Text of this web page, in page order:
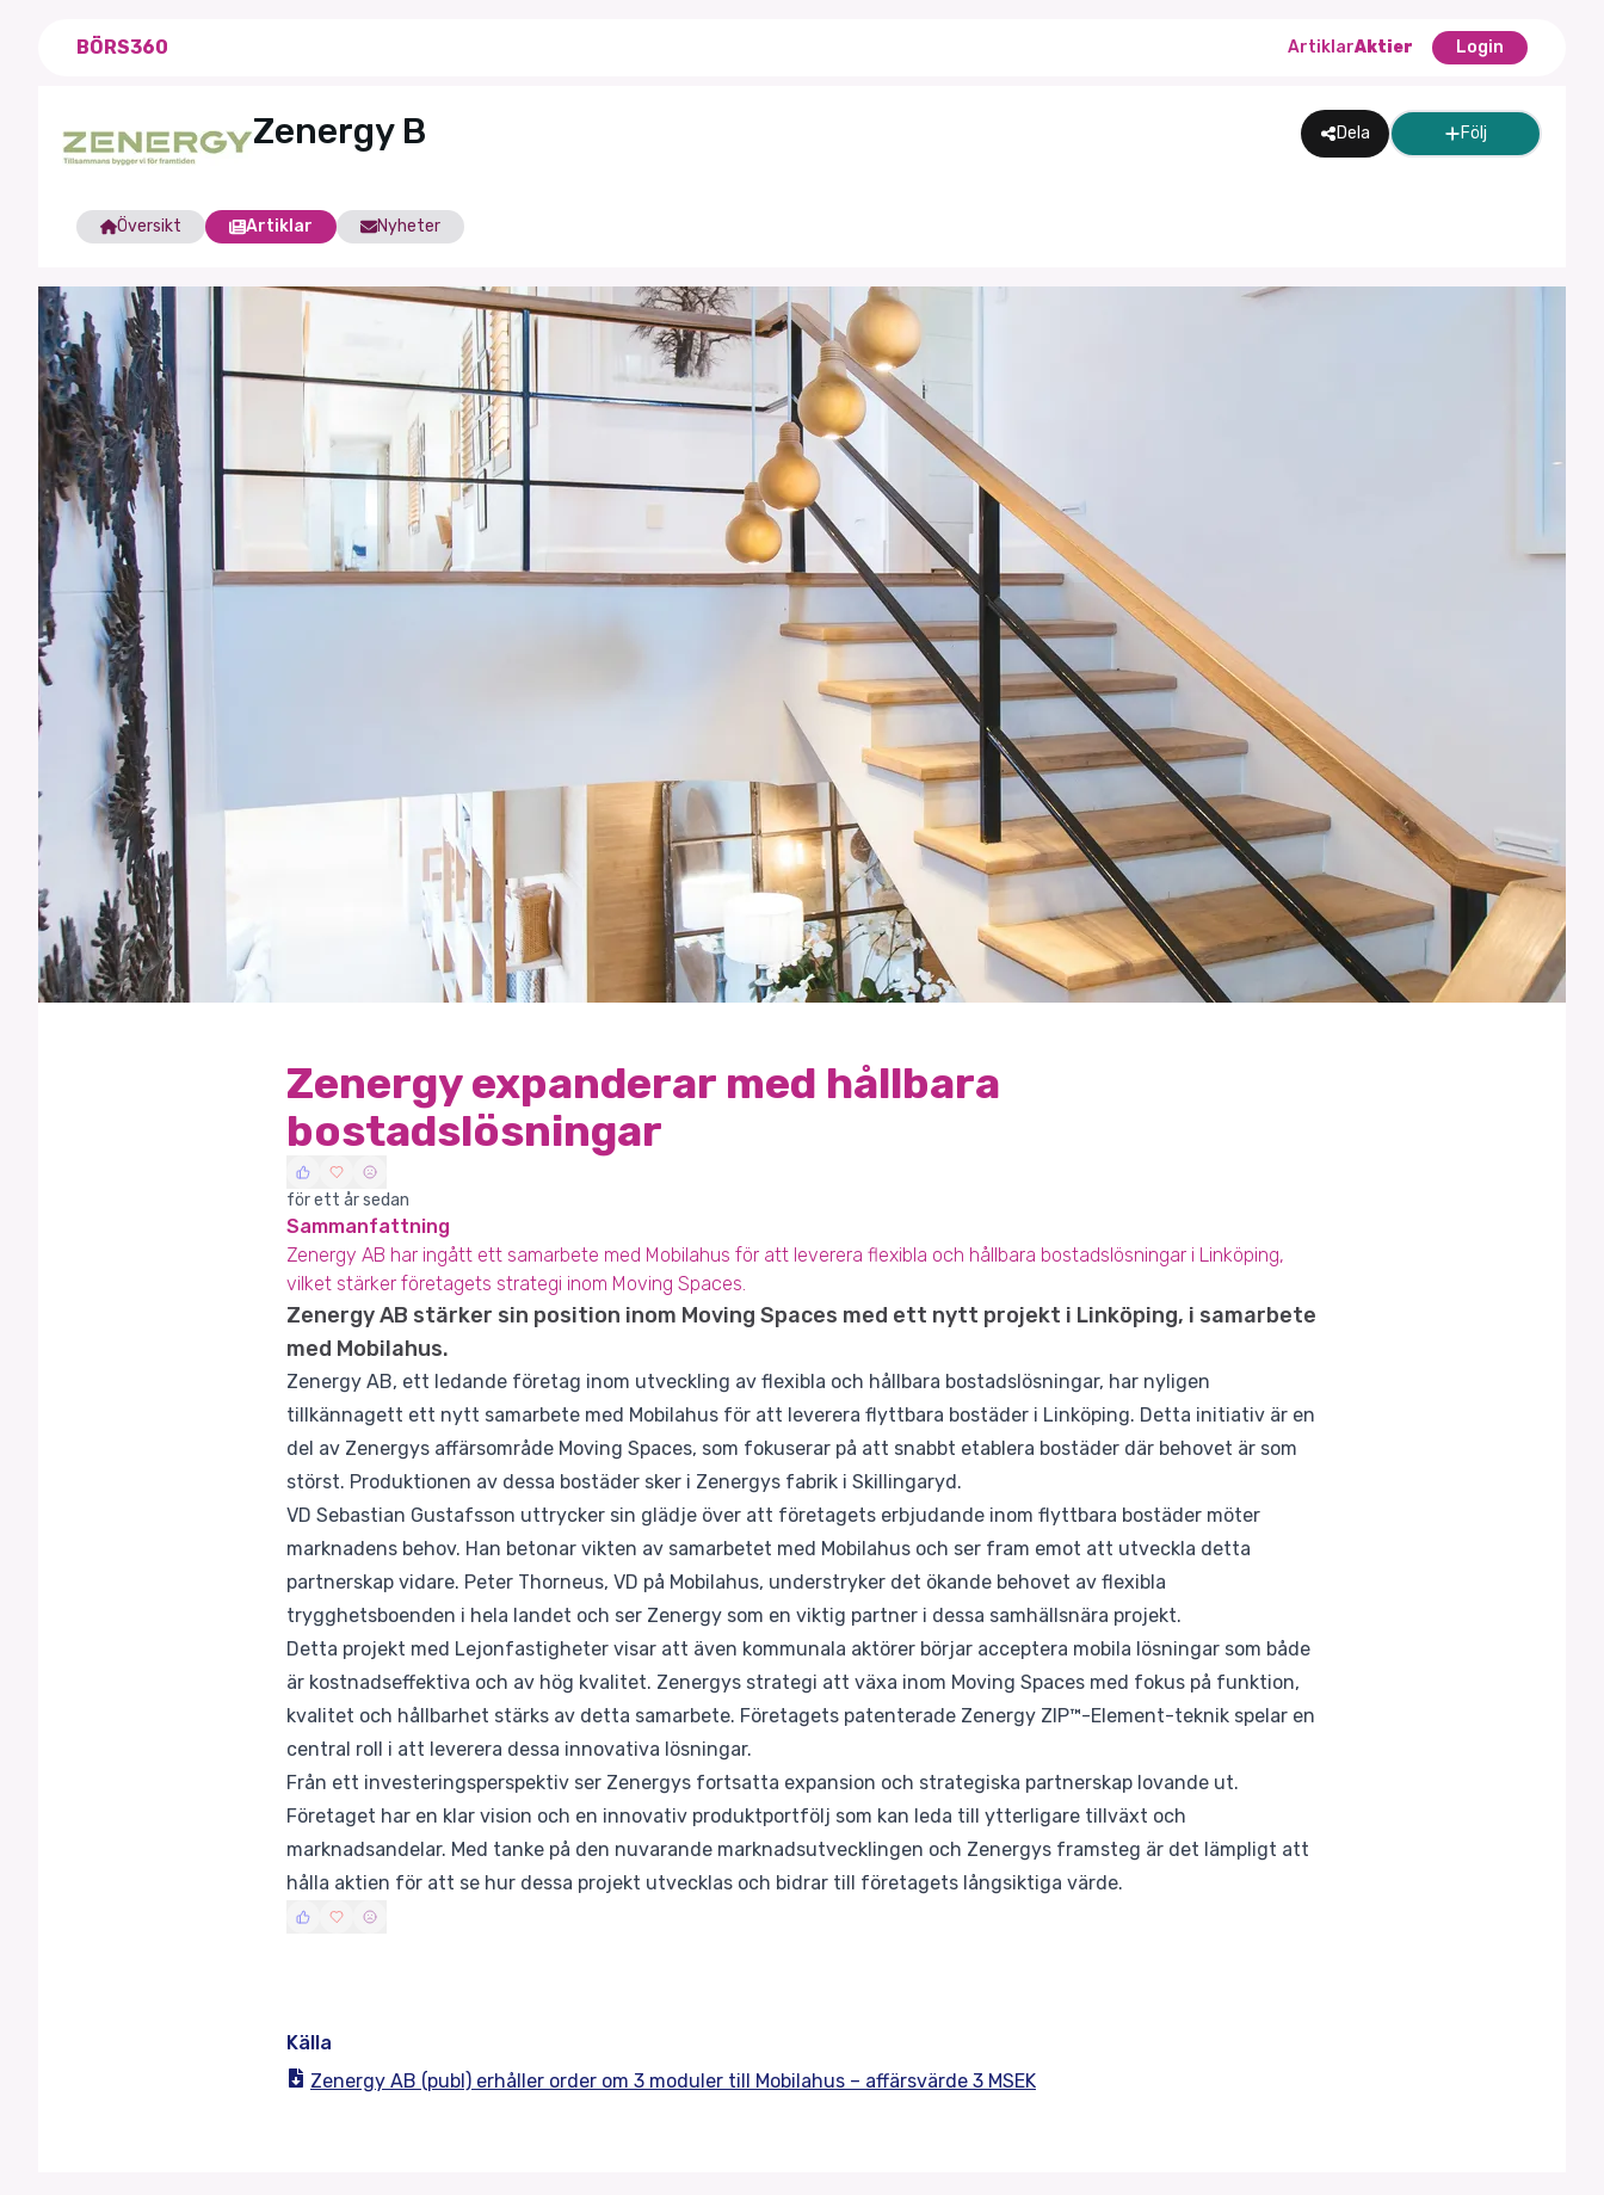
BÖRS360 ArtiklarAktier Login
Zenergy B Dela Följ
Översikt Artiklar Nyheter
Zenergy expanderar med hållbara
bostadslösningar
för ett år sedan
Sammanfattning
Zenergy AB har ingått ett samarbete med Mobilahus för att leverera flexibla och hållbara bostadslösningar i Linköping,
vilket stärker företagets strategi inom Moving Spaces.
Zenergy AB stärker sin position inom Moving Spaces med ett nytt projekt i Linköping, i samarbete
med Mobilahus.
Zenergy AB, ett ledande företag inom utveckling av flexibla och hållbara bostadslösningar, har nyligen
tillkännagett ett nytt samarbete med Mobilahus för att leverera flyttbara bostäder i Linköping. Detta initiativ är en
del av Zenergys affärsområde Moving Spaces, som fokuserar på att snabbt etablera bostäder där behovet är som
störst. Produktionen av dessa bostäder sker i Zenergys fabrik i Skillingaryd.
VD Sebastian Gustafsson uttrycker sin glädje över att företagets erbjudande inom flyttbara bostäder möter
marknadens behov. Han betonar vikten av samarbetet med Mobilahus och ser fram emot att utveckla detta
partnerskap vidare. Peter Thorneus, VD på Mobilahus, understryker det ökande behovet av flexibla
trygghetsboenden i hela landet och ser Zenergy som en viktig partner i dessa samhällsnära projekt.
Detta projekt med Lejonfastigheter visar att även kommunala aktörer börjar acceptera mobila lösningar som både
är kostnadseffektiva och av hög kvalitet. Zenergys strategi att växa inom Moving Spaces med fokus på funktion,
kvalitet och hållbarhet stärks av detta samarbete. Företagets patenterade Zenergy ZIP™-Element-teknik spelar en
central roll i att leverera dessa innovativa lösningar.
Från ett investeringsperspektiv ser Zenergys fortsatta expansion och strategiska partnerskap lovande ut.
Företaget har en klar vision och en innovativ produktportfölj som kan leda till ytterligare tillväxt och
marknadsandelar. Med tanke på den nuvarande marknadsutvecklingen och Zenergys framsteg är det lämpligt att
hålla aktien för att se hur dessa projekt utvecklas och bidrar till företagets långsiktiga värde.
Källa
Zenergy AB (publ) erhåller order om 3 moduler till Mobilahus – affärsvärde 3 MSEK